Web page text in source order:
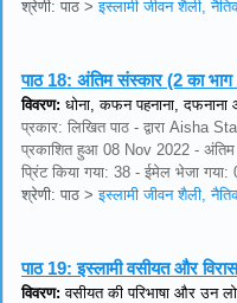
श्रेणी: पाठ >इस्लामी जीवन शैली,
पाठ 18: अंतिम संस्कार (2 का
विवरण: धोना, कफन पहनाना, दफनाना
प्रकार: लिखित पाठ - द्वारा
प्रकाशित हुआ 08 Nov 2022 - अंतिम
प्रिंट किया गया: 38 - ईमेल भेजा
श्रेणी: पाठ >इस्लामी जीवन शैली,
पाठ 19:इस्लामी वसीयत और
विवरण: वसीयत की परिभाषा और उन